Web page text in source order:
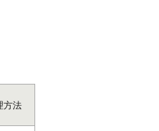
方法